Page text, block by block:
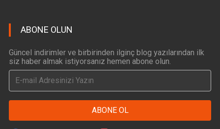
ABONE OLUN
Güncel indirimler ve birbirinden ilginç blog yazılarından ilk
siz haber almak istiyorsanız hemen abone olun.
ABONE OL